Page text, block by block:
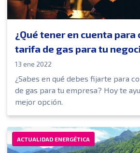
¿Qué tener en cuenta
tarifa de gas para tu
13 ene 2022
¿Sabes en qué debes fijarte para
de gas para tu empresa? Hoy te
mejor opción.
ACTUALIDAD ENERGÉTICA